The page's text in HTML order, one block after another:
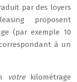
par des loyers
proposent
(par exemple 10
à un
votre kilométrage